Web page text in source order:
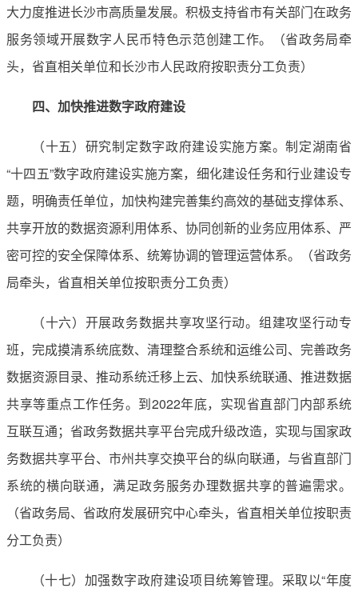
大力度推进长沙市高质量发展。积极支持省市有关部门在政务
服务领域开展数字人民币特色示范创建工作。（省政务局牵
头，省直相关单位和长沙市人民政府按职责分工负责）
四、加快推进数字政府建设
（十五）研究制定数字政府建设实施方案。制定湖南省
“十四五”数字政府建设实施方案，细化建设任务和行业建设专
题，明确责任单位，加快构建完善集约高效的基础支撑体系、
共享开放的数据资源利用体系、协同创新的业务应用体系、严
密可控的安全保障体系、统筹协调的管理运营体系。（省政务
局牵头，省直相关单位按职责分工负责）
（十六）开展政务数据共享攻坚行动。组建攻坚行动专
班，完成摸清系统底数、清理整合系统和运维公司、完善政务
数据资源目录、推动系统迁移上云、加快系统联通、推进数据
共享等重点工作任务。到2022年底，实现省直部门内部系统
互联互通；省政务数据共享平台完成升级改造，实现与国家政
务数据共享平台、市州共享交换平台的纵向联通，与省直部门
系统的横向联通，满足政务服务办理数据共享的普遍需求。
（省政务局、省政府发展研究中心牵头，省直相关单位按职责
分工负责）
（十七）加强数字政府建设项目统筹管理。采取以“年度